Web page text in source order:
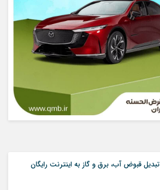
تبدیل قبوض آب، برق و گاز به اینترنت رایگان